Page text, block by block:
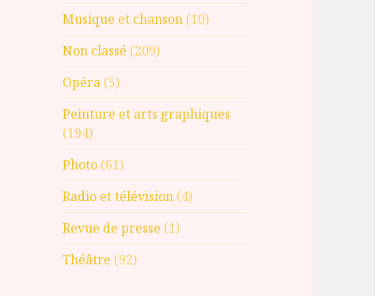
Musique et chanson (10)
Non classé (209)
Opéra (5)
Peinture et arts graphiques
(194)
Photo (61)
Radio et télévision (4)
Revue de presse (1)
Théâtre (92)